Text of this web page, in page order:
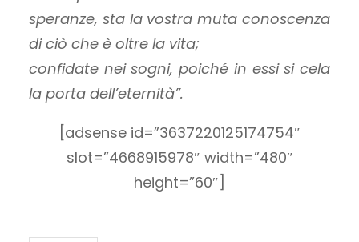
speranze, sta la vostra muta conoscenza
di ciò che è oltre la vita;
confidate nei sogni, poiché in essi si cela
la porta dell’eternità”.
[adsense id=”3637220125174754″
slot=”4668915978″ width=”480″
height=”60″]